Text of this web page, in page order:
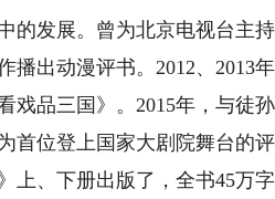
发展。曾为北京电视台主持
出动漫评书。2012、2013
戏品三国》。2015年，与徒
首位登上国家大剧院舞台的评
、下册出版了，全书45万